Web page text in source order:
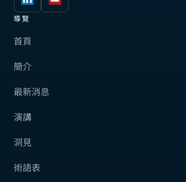
導覽
首頁
簡介
最新消息
演講
洞見
術語表